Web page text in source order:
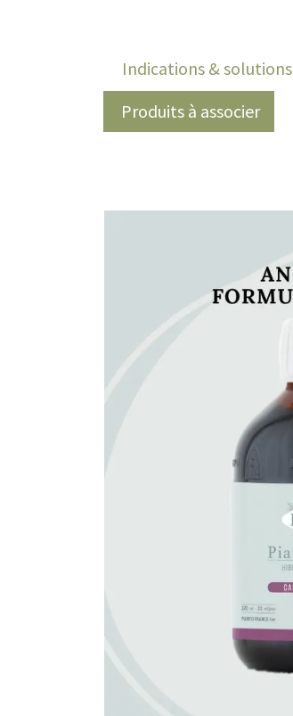
​ Indications & solutions
​ Produits à associer